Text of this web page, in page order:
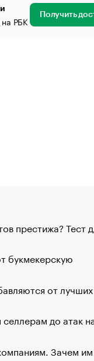
РБК Получить
престижа? Тест
букмекерскую
от лучших
до атак
Зачем